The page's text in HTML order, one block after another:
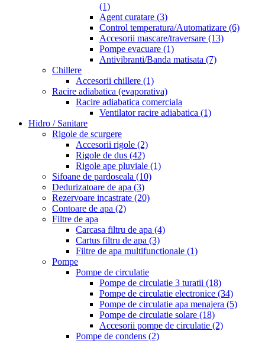
(1)
Agent curatare (3)
Control temperatura/Automatizare (6)
Accesorii mascare/traversare (13)
Pompe evacuare (1)
Antivibranti/Banda matisata (7)
Chillere
Accesorii chillere (1)
Racire adiabatica (evaporativa)
Racire adiabatica comerciala
Ventilator racire adiabatica (1)
Hidro / Sanitare
Rigole de scurgere
Accesorii rigole (2)
Rigole de dus (42)
Rigole ape pluviale (1)
Sifoane de pardoseala (10)
Dedurizatoare de apa (3)
Rezervoare incastrate (20)
Contoare de apa (2)
Filtre de apa
Carcasa filtru de apa (4)
Cartus filtru de apa (3)
Filtre de apa multifunctionale (1)
Pompe
Pompe de circulatie
Pompe de circulatie 3 turatii (18)
Pompe de circulatie electronice (34)
Pompe de circulatie apa menajera (5)
Pompe de circulatie solare (18)
Accesorii pompe de circulatie (2)
Pompe de condens (2)